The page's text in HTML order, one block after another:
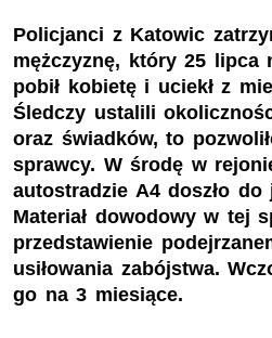
Policjanci z Katowic
mężczyznę, który 25 lipca
pobił kobietę i uciekł z
Śledczy ustalili
oraz świadków, to
sprawcy. W środę w
autostradzie A4 doszło do
Materiał dowodowy w tej
przedstawienie
usiłowania zabójstwa.
go na 3 miesiące.